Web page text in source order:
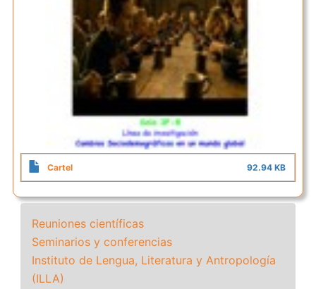
Cartel 92.94 KB
Reuniones científicas
Seminarios y conferencias
Instituto de Lengua, Literatura y Antropología
(ILLA)